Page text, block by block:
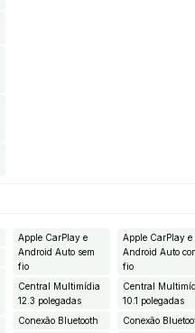
Apple CarPlay e
Android Auto sem
fio
Central Multimídia
12.3 polegadas
Conexão Bluetooth
Apple CarPlay e
Android Auto
fio
Central
10.1 polegadas
Conexão